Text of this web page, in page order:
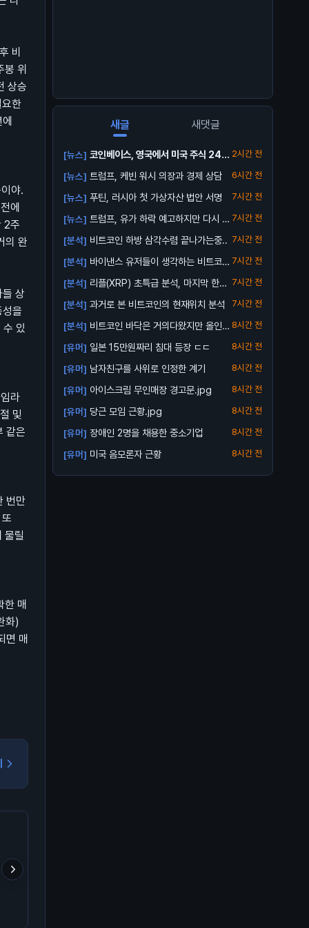
비
위
상승
한
야.
에
2주
의 완
상
을
수 있
라
및
같은
번만
물릴
매
화)
면 매
새글 새댓글
[뉴스] 코인베이스, 영국에서 미국 주식 24/5
거래...
2시간 전
[뉴스] 트럼프, 케빈 워시 의장과 경제 상담 6시간 전
[뉴스] 푸틴, 러시아 첫 가상자산 법안 서명 7시간 전
[뉴스] 트럼프, 유가 하락 예고하지만 다시 오
를 수 ...
7시간 전
[분석] 비트코인 하방 삼각수렴 끝나가는중.. 7시간 전
[분석] 바이낸스 유저들이 생각하는 비트코인
바닥
7시간 전
[분석] 리플(XRP) 초특급 분석, 마지막 한번
받아...
7시간 전
[분석] 과거로 본 비트코인의 현재위치 분석 7시간 전
[분석] 비트코인 바닥은 거의다왔지만 올인은
금지
8시간 전
[유머] 일본 15만원짜리 침대 등장 ㄷㄷ 8시간 전
[유머] 남자친구를 사위로 인정한 계기 8시간 전
[유머] 아이스크림 무인매장 경고문.jpg 8시간 전
[유머] 당근 모임 근황.jpg 8시간 전
[유머] 장애인 2명을 채용한 중소기업 8시간 전
[유머] 미국 음모론자 근황 8시간 전